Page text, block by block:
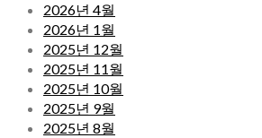
2026년 4월
2026년 1월
2025년 12월
2025년 11월
2025년 10월
2025년 9월
2025년 8월